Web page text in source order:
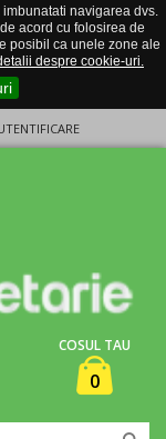
navigarea dvs.
acord cu folosirea de
posibil ca unele zone ale
despre cookie-uri.
COSUL TAU
0